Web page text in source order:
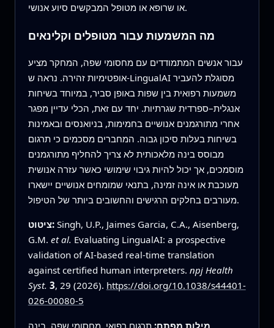
או שרופא או מטופל המבקשים סיוע אנושי.
מה המשמעות עבור מטופלים וקלינאים
עבור אנשים המתמודדים עם מחסומי שפה, המחקר מציע
אופטימיות זהירה. נראה ש-LingualAI מסוגלת להעביר
משמעות רפואית בין שפות באופן סביר, במיוחד בשיחות
אנגלית–ספרדית שגרתיות. יחד עם זאת, הכלי עדיין מפגר
אחרי מתורגמנים אנושיים בחמימות, בניואנסים ובאמינות
בשיחות בעלות סיכון גבוה. המחברים מסכמים כי תרגום
מבוסס בינה מלאכותית לא צריך להחליף מתורגמנים
מוסמכים, אך יכול להיות גיבוי שימושי כאשר עזרה אנושית
מעוכבת או אינה זמינה, בתנאי שמומחים אנושיים יישארו
מעורבים בחלקים הרגישים והחשובים ביותר של הטיפול.
ציטוט: Singh, U.P., Jaimes Garcia, C.A., Aisenberg,
G.M. et al. Evaluating LingualAI: a prospective
validation of AI-based real-time translation
against certified human interpreters. npj Health
Syst. 3, 29 (2026). https://doi.org/10.1038/s44401-
026-00080-5
מילות מפתח:תרגום רפואי, מחסומי שפה, בינה